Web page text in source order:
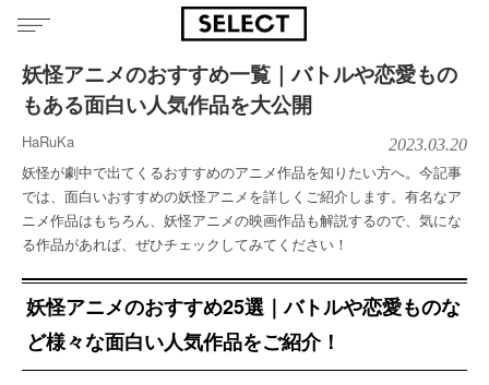
妖怪アニメのおすすめ一覧｜バトルや恋愛もの
もある面白い人気作品を大公開
HaRuKa 2023.03.20
妖怪が劇中で出てくるおすすめのアニメ作品を知りたい方へ。今記事
では、面白いおすすめの妖怪アニメを詳しくご紹介します。有名なア
ニメ作品はもちろん、妖怪アニメの映画作品も解説するので、気にな
る作品があれば、ぜひチェックしてみてください！
妖怪アニメのおすすめ25選｜バトルや恋愛ものな
ど様々な面白い人気作品をご紹介！